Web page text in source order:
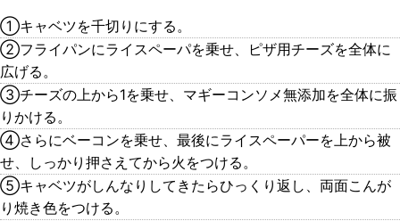
①キャベツを千切りにする。
②フライパンにライスペーパを乗せ、ピザ用チーズを全体に
広げる。
③チーズの上から1を乗せ、マギーコンソメ無添加を全体に振
りかける。
④さらにベーコンを乗せ、最後にライスペーパーを上から被
せ、しっかり押さえてから火をつける。
⑤キャベツがしんなりしてきたらひっくり返し、両面こんが
り焼き色をつける。